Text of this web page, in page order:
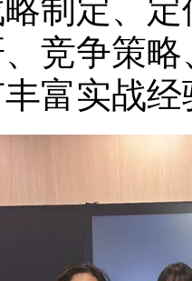
制定、
竞争策
富实战经